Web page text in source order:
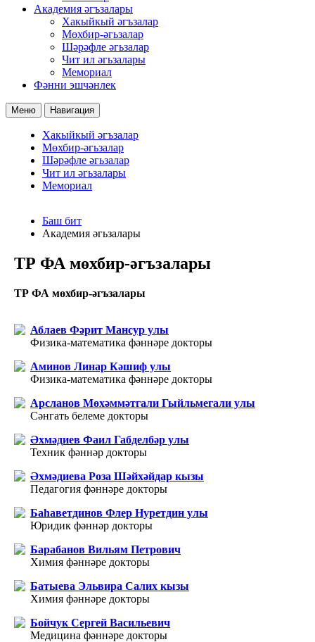
Академия әгъзалары
Хакыйкый әгъзалар
Мөхбир-әгьзалар
Шәрәфле әгьзалар
Чит ил әгьзалары
Мемориал
Фәнни эшчәнлек
Меню Навигация
Хакыйкый әгъзалар
Мөхбир-әгьзалар
Шәрәфле әгьзалар
Чит ил әгьзалары
Мемориал
Баш бит
Академия әгьзалары
ТР ФА мөхбир-әгъзалары
ТР ФА мөхбир-әгъзалары
Аблаев Фәрит Мансур улы
Физика-математика фәннәре докторы
Аминов Линар Кәшиф улы
Физика-математика фәннәре докторы
Арсланов Мөхәммәтгали Гыйльмегали улы
Сәнгать белеме докторы
Әхмәдиев Фаил Габделбәр улы
Техник фәннәр докторы
Әхмәдиева Роза Шәйхәйдар кызы
Педагогия фәннәре докторы
Баhаветдинов Флер Нуретдин улы
Юридик фәннәр докторы
Барабанов Вильям Петрович
Химия фәннәре докторы
Батыева Эльвира Салих кызы
Химия фәннәре докторы
Бойчук Сергей Васильевич
Медицина фәннәре докторы